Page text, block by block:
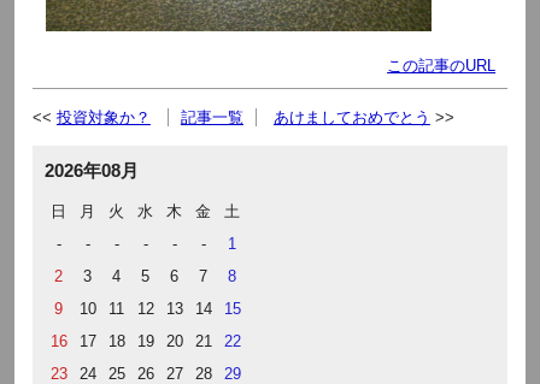
この記事のURL
投資対象か？ 記事一覧 あけましておめでとう
2026年08月
日 月 火 水 木 金
土
-
- - - - -
1
2
3 4 5 6 7
8
9
10 11 12 13 14
15
16
17 18 19 20 21
22
23
24 25 26 27 28
29